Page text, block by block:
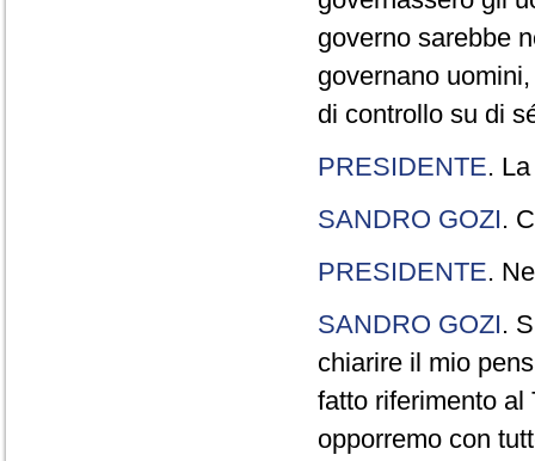
governo sarebbe
governano
di controllo su di
PRESIDENTE.
SANDRO GOZI.
PRESIDENTE.
SANDRO GOZI.
chiarire il mio
fatto riferimento al
opporremo con